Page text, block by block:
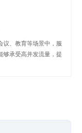
议、教育等场景中，服
够承受高并发流量，提